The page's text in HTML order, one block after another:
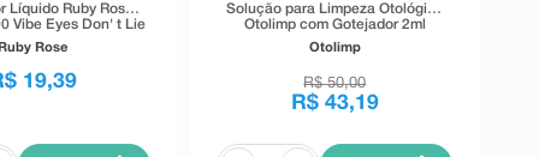
Líquido Ruby Rose
Vibe Eyes Don' t Lie
5,5g
Ruby Rose
19,39
Solução para Limpeza Otológica
Otolimp com Gotejador 2ml
Otolimp
R$ 50,00
R$ 43,19